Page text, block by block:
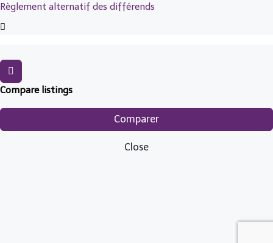
Règlement alternatif des différends
Compare listings
Comparer
Close